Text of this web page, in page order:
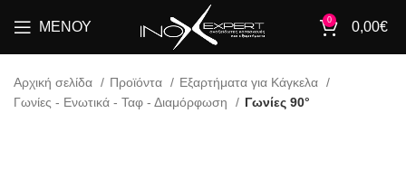
ΜΕΝΟΎ 0 0,00€
Αρχική σελίδα Προϊόντα
Εξαρτήματα για Κάγκελα
Γωνίες - Ενωτικά - Ταφ - Διαμόρφωση
Γωνίες 90°